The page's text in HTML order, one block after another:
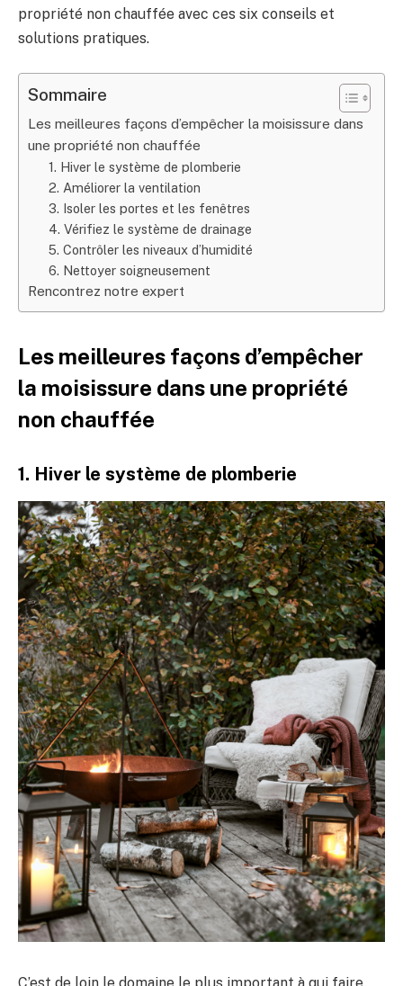
propriété non chauffée avec ces six conseils et
solutions pratiques.
Sommaire
Les meilleures façons d’empêcher la moisissure dans
une propriété non chauffée
1. Hiver le système de plomberie
2. Améliorer la ventilation
3. Isoler les portes et les fenêtres
4. Vérifiez le système de drainage
5. Contrôler les niveaux d’humidité
6. Nettoyer soigneusement
Rencontrez notre expert
Les meilleures façons d’empêcher
la moisissure dans une propriété
non chauffée
1. Hiver le système de plomberie